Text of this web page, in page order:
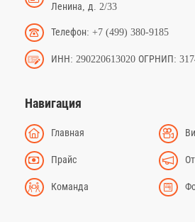
Ленина, д. 2/33
Телефон: +7 (499) 380-9185
ИНН: 290220613020 ОГРНИП:
Навигация
Главная
Прайс
Команда